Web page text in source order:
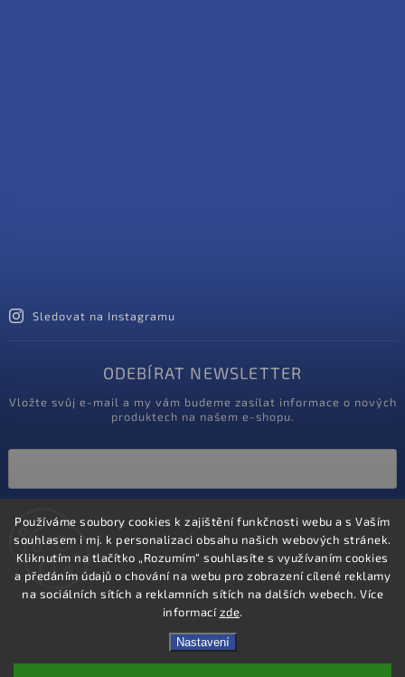
Používáme soubory cookies k zajištění funkčnosti webu a s Vaším
souhlasem i mj. k personalizaci obsahu našich webových stránek.
Kliknutím na tlačítko „Rozumím“ souhlasíte s využívaním cookies
a předáním údajů o chování na webu pro zobrazení cílené reklamy
na sociálních sítích a reklamních sítích na dalších webech. Více
informacízde.
Nastavení
Sledovat na Instagramu
ODEBÍRAT NEWSLETTER
Vložte svůj e-mail a my vám budeme zasílat informace o nových
produktech na našem e-shopu.
podmínkami ochrany osobních údajů
Přihlásit se